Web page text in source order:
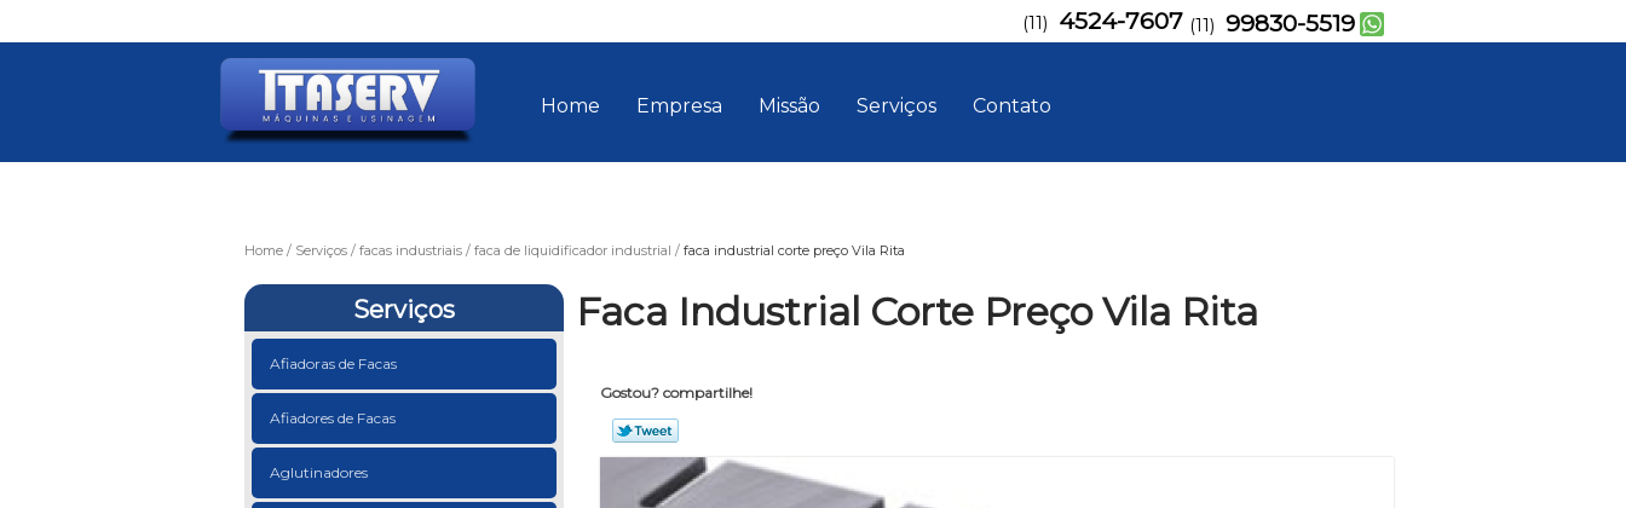
Home Empresa Missão Serviços Contato
(11) 4524-7607 (11) 99830-5519
Home Serviços facas industriais faca de liquidificador industrial faca industrial corte preço Vila Rita
Serviços
Afiadoras de Facas
Afiadores de Facas
Aglutinadores
Faca Industrial Corte Preço Vila Rita
Gostou? compartilhe!